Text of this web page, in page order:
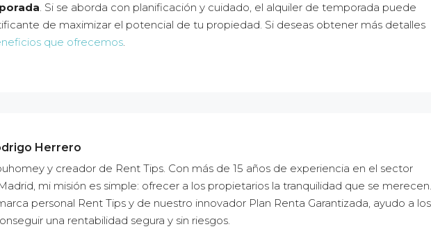
. Si se aborda con planificación y cuidado, el alquiler de temporada puede
de maximizar el potencial de tu propiedad. Si deseas obtener más detalles
que ofrecemos.
Herrero
y creador de Rent Tips. Con más de 15 años de experiencia en el sector
mi misión es simple: ofrecer a los propietarios la tranquilidad que se merecen.
personal Rent Tips y de nuestro innovador Plan Renta Garantizada, ayudo a los
una rentabilidad segura y sin riesgos.